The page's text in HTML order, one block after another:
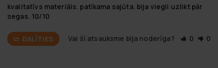
kvalitatīvs materiāls. patīkama sajūta. bija viegli uzlikt pār
segas. 10/10
DALĪTIES Vai šī atsauksme bija noderīga? 0 0